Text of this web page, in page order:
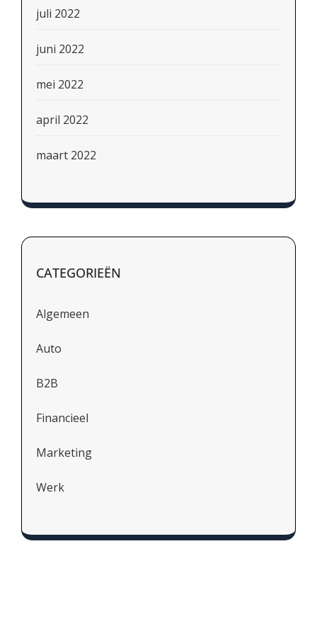
juli 2022
juni 2022
mei 2022
april 2022
maart 2022
CATEGORIEËN
Algemeen
Auto
B2B
Financieel
Marketing
Werk